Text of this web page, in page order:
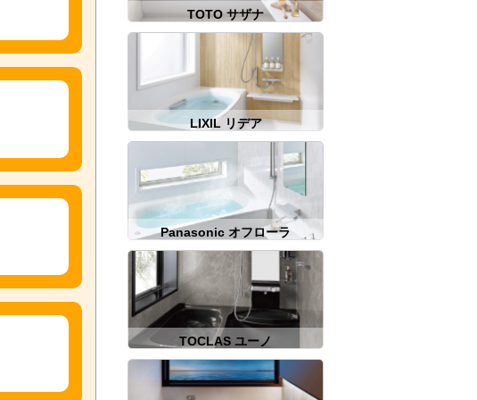
TOTO サザナ
LIXIL リデア
Panasonic オフローラ
TOCLAS ユーノ